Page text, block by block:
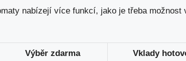
nabízejí ⁤více‌ funkcí, jako je třeba
Výběr zdarma Vklady